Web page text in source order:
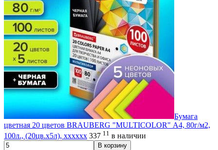
Бумага
цветная 20 цветов BRAUBERG "MULTICOLOR" А4, 80г/м2,
100л., (20цв.x5л), хххххх 337 11 в наличии
В корзину